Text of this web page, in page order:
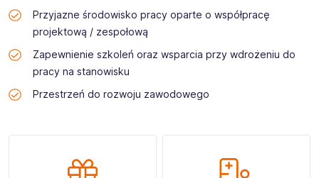
Przyjazne środowisko pracy oparte o współpracę
projektową / zespołową
Zapewnienie szkoleń oraz wsparcia przy wdrożeniu do
pracy na stanowisku
Przestrzeń do rozwoju zawodowego